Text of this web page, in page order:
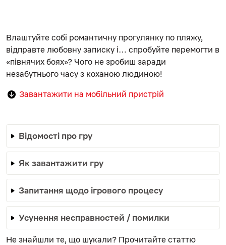
Влаштуйте собі романтичну прогулянку по пляжу,
відправте любовну записку і… спробуйте перемогти в
«півнячих боях»? Чого не зробиш заради
незабутнього часу з коханою людиною!
Завантажити на мобільний пристрій
Відомості про гру
Як завантажити гру
Запитання щодо ігрового процесу
Усунення несправностей / помилки
Не знайшли те, що шукали? Прочитайте статтю